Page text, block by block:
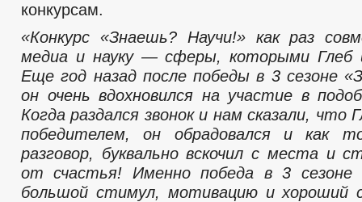
конкурсам.
«Конкурс «Знаешь? Научи!» как раз
медиа и науку — сферы, которыми Глеб
Еще год назад после победы в 3 сезоне
он очень вдохновился на участие в
Когда раздался звонок и нам сказали, что
победителем, он обрадовался и как
разговор, буквально вскочил с места и
от счастья! Именно победа в 3 сезоне
большой стимул, мотивацию и хороший